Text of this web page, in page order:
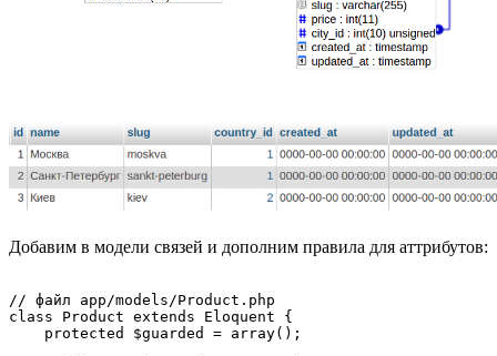
Добавим в модели связей и дополним правила для аттрибутов:
// файл app/models/Product.php
class Product extends Eloquent {
    protected $guarded = array();